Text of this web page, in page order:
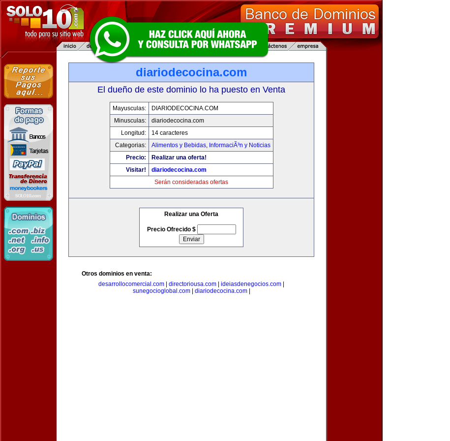
diariodecocina.com
El dueño de este dominio lo ha puesto en Venta
Mayusculas:
DIARIODECOCINA.COM
Minusculas:
diariodecocina.com
Longitud:
14 caracteres
Categorias:
Alimentos y Bebidas, InformaciÃ³n y Noticias
Precio:
Realizar una oferta!
Visitar!
diariodecocina.com
Serán consideradas ofertas
Realizar una Oferta
Precio Ofrecido $
Otros dominios en venta:
desarrollocomercial.com
directoriousa.com ideiasdenegocios.com
sunegocioglobal.com| diariodecocina.com|